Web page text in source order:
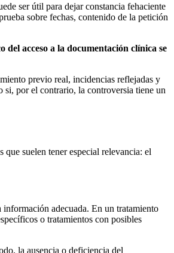
ser útil para dejar constancia fehaciente
sobre fechas, contenido de la petición
del acceso a la documentación clínica se
previo real, incidencias reflejadas y
si, por el contrario, la controversia tiene un
que suelen tener especial relevancia: el
adecuada. En un tratamiento
o tratamientos con posibles
la ausencia o deficiencia del